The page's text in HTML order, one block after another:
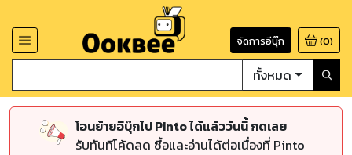
จัดการอีบุ๊ก (0)
ทั้งหมด
โอนย้ายอีบุ๊กไป Pinto ได้แล้ววันนี้ กดเลย
รับทันทีโค้ดลด ซื้อและอ่านได้ต่อเนื่องที่ Pinto